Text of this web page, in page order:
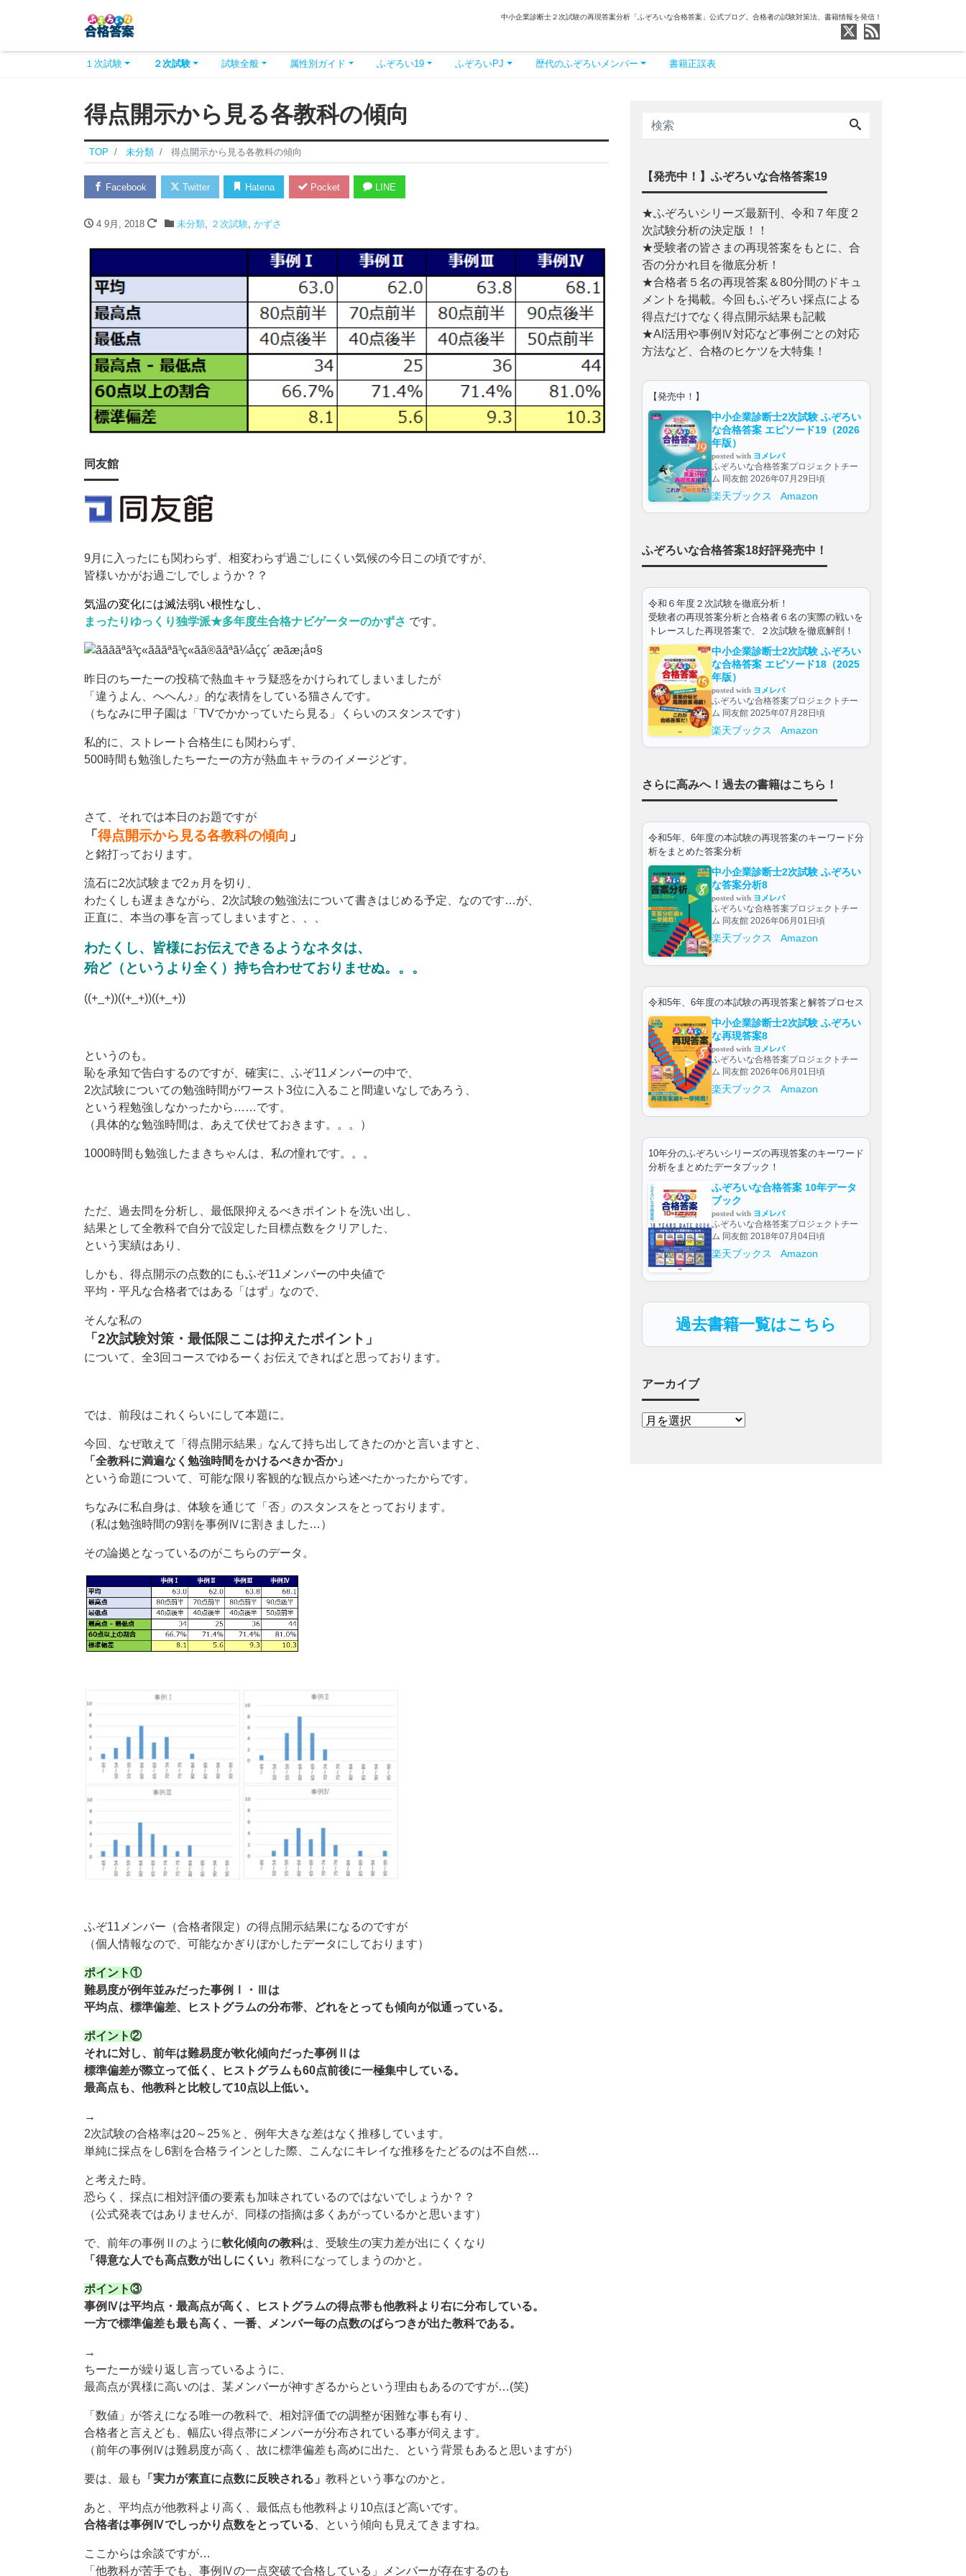
中小企業診断士２次試験の再現答案分析「ふぞろいな合格答案」公式ブログ。合格者の試験対策法、書籍情報を発信！
１次試験 ２次試験 試験全般 属性別ガイド ふぞろい19 ふぞろいPJ 歴代のふぞろいメンバー 書籍正誤表
得点開示から見る各教科の傾向
TOP 未分類 得点開示から見る各教科の傾向
Facebook Twitter Hatena Pocket LINE
4 9月, 2018 未分類, ２次試験, かずさ
同友館
9月に入ったにも関わらず、相変わらず過ごしにくい気候の今日この頃ですが、
皆様いかがお過ごしでしょうか？？
気温の変化には滅法弱い根性なし、
まったりゆっくり独学派★多年度生合格ナビゲーターのかずさ です。
昨日のちーたーの投稿で熱血キャラ疑惑をかけられてしまいましたが
「違うよん、へへん♪」的な表情をしている猫さんです。
（ちなみに甲子園は「TVでかかっていたら見る」くらいのスタンスです）
私的に、ストレート合格生にも関わらず、
500時間も勉強したちーたーの方が熱血キャラのイメージどす。
さて、それでは本日のお題ですが
「 得点開示から見る各教科の傾向 」
と銘打っております。
流石に2次試験まで2ヵ月を切り、
わたくしも遅まきながら、2次試験の勉強法について書きはじめる予定、なのです…が、
正直に、本当の事を言ってしまいますと、、、
わたくし、皆様にお伝えできるようなネタは、
殆ど（というより全く）持ち合わせておりませぬ。。。
((+_+))((+_+))((+_+))
というのも。
恥を承知で告白するのですが、確実に、ふぞ11メンバーの中で、
2次試験についての勉強時間がワースト3位に入ること間違いなしであろう、
という程勉強しなかったから……です。
（具体的な勉強時間は、あえて伏せておきます。。。）
1000時間も勉強したまきちゃんは、私の憧れです。。。
ただ、過去問を分析し、最低限抑えるべきポイントを洗い出し、
結果として全教科で自分で設定した目標点数をクリアした、
という実績はあり、
しかも、得点開示の点数的にもふぞ11メンバーの中央値で
平均・平凡な合格者ではある「はず」なので、
そんな私の
「2次試験対策・最低限ここは抑えたポイント」
について、全3回コースでゆるーくお伝えできればと思っております。
では、前段はこれくらいにして本題に。
今回、なぜ敢えて「得点開示結果」なんて持ち出してきたのかと言いますと、
「全教科に満遍なく勉強時間をかけるべきか否か」
という命題について、可能な限り客観的な観点から述べたかったからです。
ちなみに私自身は、体験を通じて「否」のスタンスをとっております。
（私は勉強時間の9割を事例Ⅳに割きました…）
その論拠となっているのがこちらのデータ。
ふぞ11メンバー（合格者限定）の得点開示結果になるのですが
（個人情報なので、可能なかぎりぼかしたデータにしております）
ポイント①
難易度が例年並みだった事例Ⅰ・Ⅲは
平均点、標準偏差、ヒストグラムの分布帯、どれをとっても傾向が似通っている。
ポイント②
それに対し、前年は難易度が軟化傾向だった事例Ⅱは
標準偏差が際立って低く、ヒストグラムも60点前後に一極集中している。
最高点も、他教科と比較して10点以上低い。
→
2次試験の合格率は20～25％と、例年大きな差はなく推移しています。
単純に採点をし6割を合格ラインとした際、こんなにキレイな推移をたどるのは不自然…
と考えた時。
恐らく、採点に相対評価の要素も加味されているのではないでしょうか？？
（公式発表ではありませんが、同様の指摘は多くあがっているかと思います）
で、前年の事例Ⅱのように軟化傾向の教科は、受験生の実力差が出にくくなり
「得意な人でも高点数が出しにくい」 教科になってしまうのかと。
ポイント③
事例Ⅳは平均点・最高点が高く、ヒストグラムの得点帯も他教科より右に分布している。
一方で標準偏差も最も高く、一番、メンバー毎の点数のばらつきが出た教科である。
→
ちーたーが繰り返し言っているように、
最高点が異様に高いのは、某メンバーが神すぎるからという理由もあるのですが…(笑)
「数値」が答えになる唯一の教科で、相対評価での調整が困難な事も有り、
合格者と言えども、幅広い得点帯にメンバーが分布されている事が伺えます。
（前年の事例Ⅳは難易度が高く、故に標準偏差も高めに出た、という背景もあると思いますが）
要は、最も 「実力が素直に点数に反映される」 教科という事なのかと。
あと、平均点が他教科より高く、最低点も他教科より10点ほど高いです。
合格者は事例Ⅳでしっかり点数をとっている 、という傾向も見えてきますね。
ここからは余談ですが…
「他教科が苦手でも、事例Ⅳの一点突破で合格している」メンバーが存在するのも
【発売中！】ふぞろいな合格答案19
★ふぞろいシリーズ最新刊、令和７年度２
次試験分析の決定版！！
★受験者の皆さまの再現答案をもとに、合
否の分かれ目を徹底分析！
★合格者５名の再現答案＆80分間のドキュ
メントを掲載。今回もふぞろい採点による
得点だけでなく得点開示結果も記載
★AI活用や事例Ⅳ対応など事例ごとの対応
方法など、合格のヒケツを大特集！
【発売中！】
中小企業診断士2次試験 ふぞろい
な合格答案 エピソード19（2026
年版）
posted with ヨメレバ
ふぞろいな合格答案プロジェクトチー
ム 同友館 2026年07月29日頃
楽天ブックス Amazon
ふぞろいな合格答案18好評発売中！
令和６年度２次試験を徹底分析！
受験者の再現答案分析と合格者６名の実際の戦いを
トレースした再現答案で、２次試験を徹底解剖！
中小企業診断士2次試験 ふぞろい
な合格答案 エピソード18（2025
年版）
posted with ヨメレバ
ふぞろいな合格答案プロジェクトチー
ム 同友館 2025年07月28日頃
楽天ブックス Amazon
さらに高みへ！過去の書籍はこちら！
令和5年、6年度の本試験の再現答案のキーワード分
析をまとめた答案分析
中小企業診断士2次試験 ふぞろい
な答案分析8
posted with ヨメレバ
ふぞろいな合格答案プロジェクトチー
ム 同友館 2026年06月01日頃
楽天ブックス Amazon
令和5年、6年度の本試験の再現答案と解答プロセス
中小企業診断士2次試験 ふぞろい
な再現答案8
posted with ヨメレバ
ふぞろいな合格答案プロジェクトチー
ム 同友館 2026年06月01日頃
楽天ブックス Amazon
10年分のふぞろいシリーズの再現答案のキーワード
分析をまとめたデータブック！
ふぞろいな合格答案 10年データ
ブック
posted with ヨメレバ
ふぞろいな合格答案プロジェクトチー
ム 同友館 2018年07月04日頃
楽天ブックス Amazon
過去書籍一覧はこちら
アーカイブ